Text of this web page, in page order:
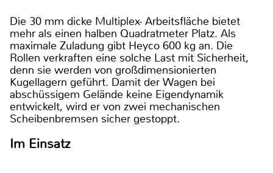
Die 30 mm dicke Multiplex- Arbeitsfläche bietet
mehr als einen halben Quadratmeter Platz. Als
maximale Zuladung gibt Heyco 600 kg an. Die
Rollen verkraften eine solche Last mit Sicherheit,
denn sie werden von großdimensionierten
Kugellagern geführt. Damit der Wagen bei
abschüssigem Gelände keine Eigendynamik
entwickelt, wird er von zwei mechanischen
Scheibenbremsen sicher gestoppt.
Im Einsatz